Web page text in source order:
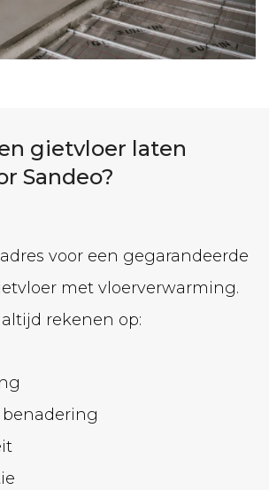
gietvloer laten
Sandeo?
voor een gegarandeerde
met vloerverwarming.
rekenen op: